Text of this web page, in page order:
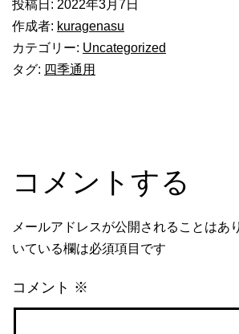
投稿日: 2022年3月7日
作成者: kuragenasu
カテゴリー: Uncategorized
タグ: 四季通用
コメントする
メールアドレスが公開されることはあ
いている欄は必須項目です
コメント ※